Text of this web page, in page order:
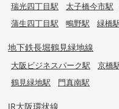
瑞光四丁目駅 太子橋今市駅
蒲生四丁目駅
鴫野駅 緑橋
地下鉄長堀鶴見緑地線
大阪ビジネスパーク駅 京橋
鶴見緑地駅
門真南駅
JR大阪環状線